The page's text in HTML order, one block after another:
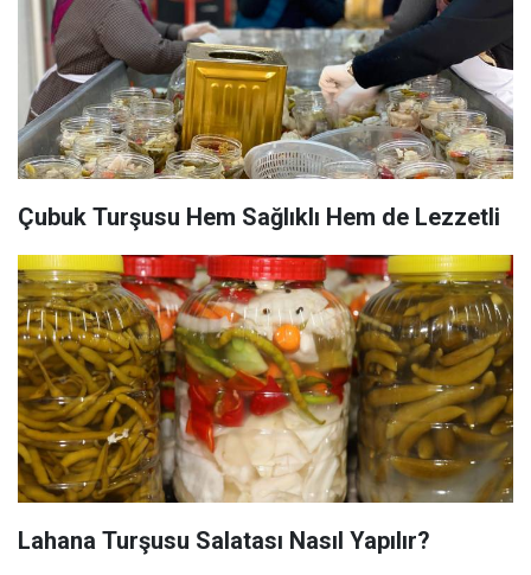
Çubuk Turşusu Hem Sağlıklı Hem de Lezzetli
Lahana Turşusu Salatası Nasıl Yapılır?